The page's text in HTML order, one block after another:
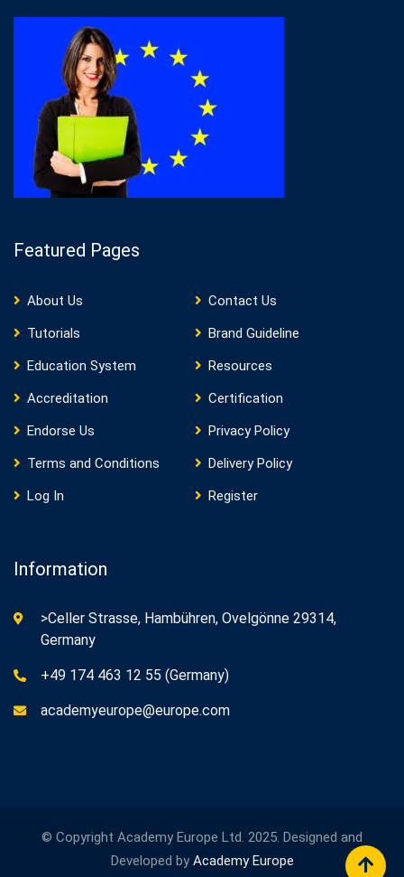
Featured Pages
About Us
Contact Us
Tutorials
Brand Guideline
Education System
Resources
Accreditation
Certification
Endorse Us
Privacy Policy
Terms and Conditions
Delivery Policy
Log In
Register
Information
>Celler Strasse, Hambühren, Ovelgönne 29314,
Germany
+49 174 463 12 55 (Germany)
academyeurope@europe.com
© Copyright Academy Europe Ltd. 2025. Designed and
Developed by Academy Europe